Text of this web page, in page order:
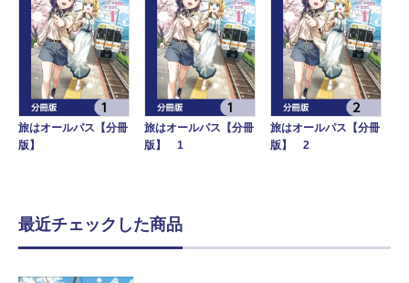
旅はオールパス【分冊
版】
旅はオールパス【分冊
版】 1
旅はオールパス【分冊
版】 2
最近チェックした商品